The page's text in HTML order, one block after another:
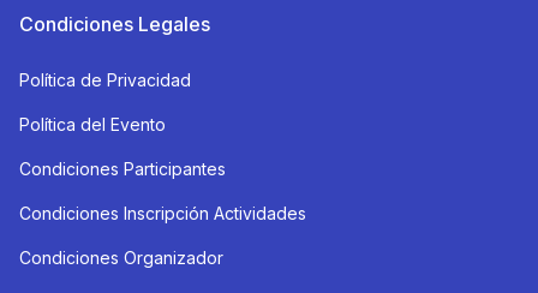
Condiciones Legales
Política de Privacidad
Política del Evento
Condiciones Participantes
Condiciones Inscripción Actividades
Condiciones Organizador